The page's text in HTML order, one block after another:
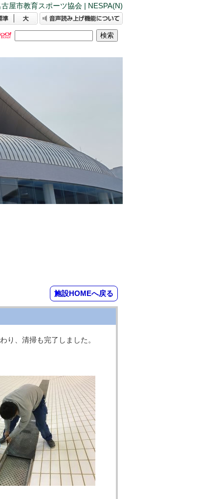
屋市教育スポーツ協会 | NESPA(N)
施設HOMEへ戻る
り、清掃も完了しました。